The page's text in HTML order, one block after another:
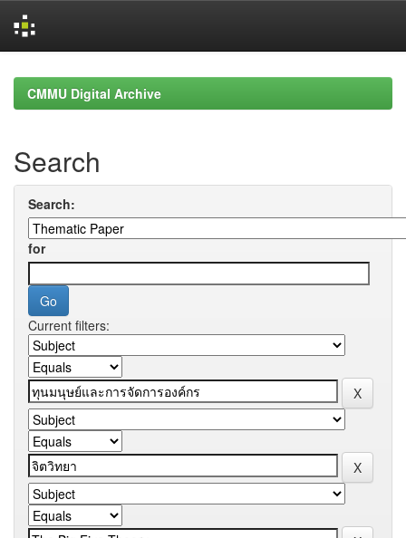
navigationCMMU Digital Archive
Search
Search:
for
Current filters: